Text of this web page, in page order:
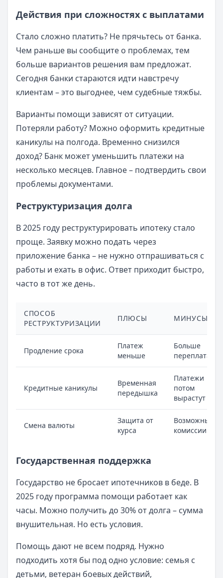
Действия при сложностях с выплатами
Стало сложно платить? Не прячьтесь от банка.
Чем раньше вы сообщите о проблемах, тем
больше вариантов решения вам предложат.
Сегодня банки стараются идти навстречу
клиентам – это выгоднее, чем судебные тяжбы.
Варианты помощи зависят от ситуации.
Потеряли работу? Можно оформить кредитные
каникулы на полгода. Временно снизился
доход? Банк может уменьшить платежи на
несколько месяцев. Главное – подтвердить свои
проблемы документами.
Реструктуризация долга
В 2025 году реструктурировать ипотеку стало
проще. Заявку можно подать через
приложение банка – не нужно отпрашиваться с
работы и ехать в офис. Ответ приходит быстро,
часто в тот же день.
СПОСОБ
РЕСТРУКТУРИЗАЦИИ
ПЛЮСЫ МИНУСЫ
Продление срока
Платеж
меньше
Больше
переплата
Кредитные каникулы
Временная
передышка
Платежи
потом
вырастут
Смена валюты
Защита от
курса
Возможны
комиссии
Государственная поддержка
Государство не бросает ипотечников в беде. В
2025 году программа помощи работает как
часы. Можно получить до 30% от долга – сумма
внушительная. Но есть условия.
Помощь дают не всем подряд. Нужно
подходить хотя бы под одно условие: семья с
детьми, ветеран боевых действий,